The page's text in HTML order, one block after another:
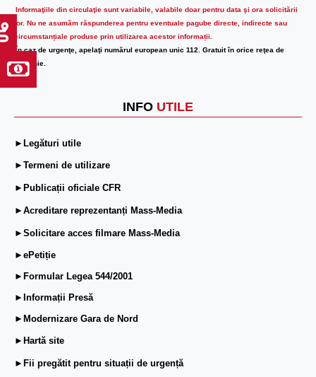
Informaţiile din circulaţie sunt variabile, valabile doar pentru data şi ora solicitării
lor. Nu ne asumăm răspunderea pentru eventuale pagube directe, indirecte sau
circumstanțiale produse prin utilizarea acestor informații.
În caz de urgenţe, apelaţi numărul european unic 112. Gratuit în orice reţea de
telefonie.
INFO UTILE
►Legături utile
►Termeni de utilizare
►Publicații oficiale CFR
►Acreditare reprezentanți Mass-Media
►Solicitare acces filmare Mass-Media
►ePetiție
►Formular Legea 544/2001
►Informații Presă
►Modernizare Gara de Nord
►Hartă site
►Fii pregătit pentru situații de urgență